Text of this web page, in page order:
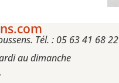
Tél. : 05 63 41 68 22
au dimanche